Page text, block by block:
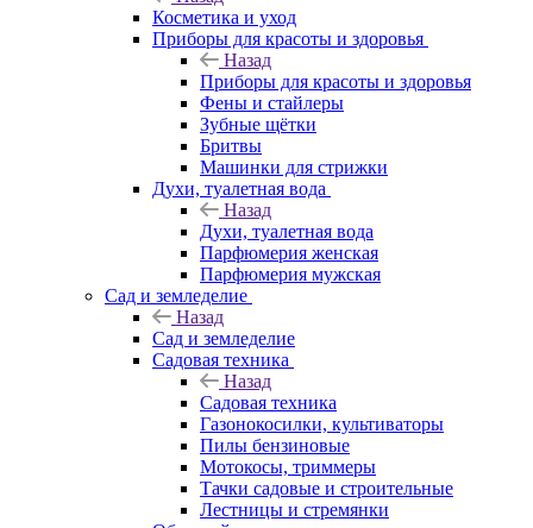
Косметика и уход
Приборы для красоты и здоровья
Назад
Приборы для красоты и здоровья
Фены и стайлеры
Зубные щётки
Бритвы
Машинки для стрижки
Духи, туалетная вода
Назад
Духи, туалетная вода
Парфюмерия женская
Парфюмерия мужская
Сад и земледелие
Назад
Сад и земледелие
Садовая техника
Назад
Садовая техника
Газонокосилки, культиваторы
Пилы бензиновые
Мотокосы, триммеры
Тачки садовые и строительные
Лестницы и стремянки